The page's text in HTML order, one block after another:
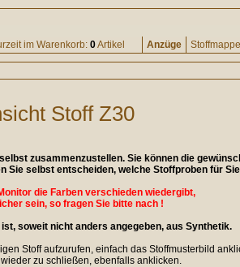
im Warenkorb: 0Artikel Anzüge
Stoff Z30
zusammenzustellen. Sie können die
Sie selbst entscheiden, welche Stoffproben für
die Farben verschieden wiedergibt,
sein, so fragen Sie bitte nach !
soweit nicht anders angegeben, aus Synthetik.
Stoff aufzurufen, einfach das Stoffmusterbild
zu schließen, ebenfalls anklicken.